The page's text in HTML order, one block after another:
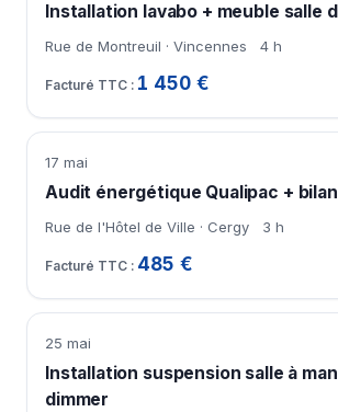
Installation lavabo + meuble salle
Rue de Montreuil · Vincennes 4 h
1 450 €
17 mai
Audit énergétique Qualipac +
Rue de l'Hôtel de Ville · Cergy 3 h
485 €
25 mai
Installation suspension salle à
dimmer